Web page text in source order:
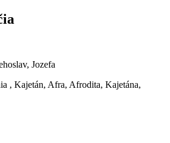
Jozefa
, Kajetán, Afra, Afrodita, Kajetána,